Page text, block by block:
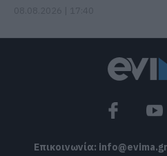
Επικοινωνία: info@evima.gr